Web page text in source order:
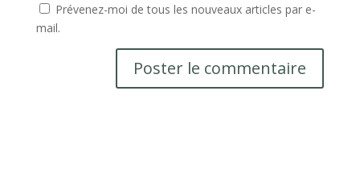
Prévenez-moi de tous les nouveaux articles par e-
mail.